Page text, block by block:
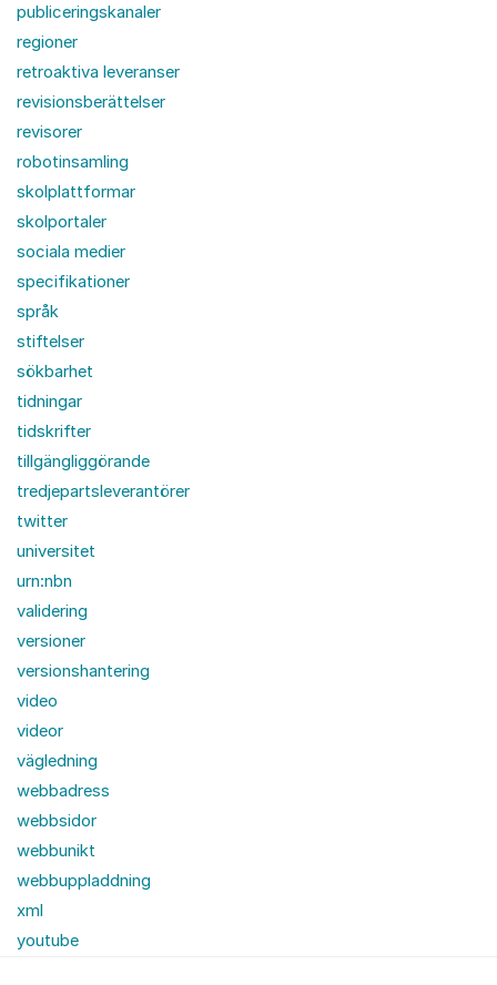
publiceringskanaler
regioner
retroaktiva leveranser
revisionsberättelser
revisorer
robotinsamling
skolplattformar
skolportaler
sociala medier
specifikationer
språk
stiftelser
sökbarhet
tidningar
tidskrifter
tillgängliggörande
tredjepartsleverantörer
twitter
universitet
urn:nbn
validering
versioner
versionshantering
video
videor
vägledning
webbadress
webbsidor
webbunikt
webbuppladdning
xml
youtube